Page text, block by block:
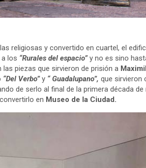
religiosas y convertido en cuartel, el
a los “Rurales del espacio”y no es sino
las piezas que sirvieron de prisión a
“Del Verbo”y “ Guadalupano”, que sirvieron
de serlo al final de la primera década
en Museo de la Ciudad.